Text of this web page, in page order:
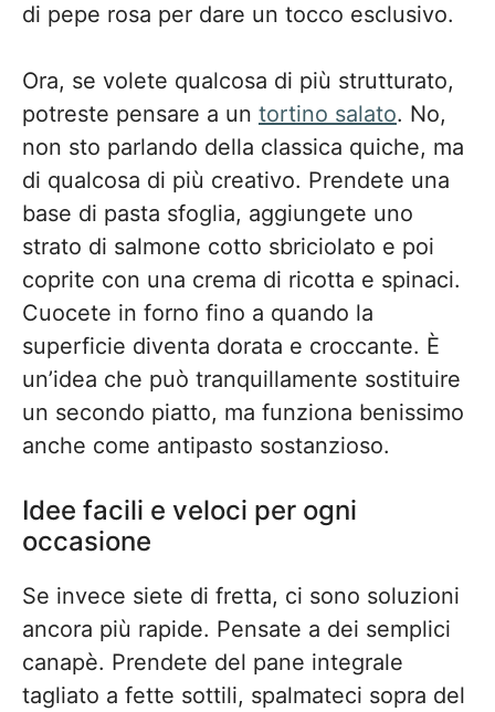
di pepe rosa per dare un tocco esclusivo.
Ora, se volete qualcosa di più strutturato,
potreste pensare a un tortino salato. No,
non sto parlando della classica quiche, ma
di qualcosa di più creativo. Prendete una
base di pasta sfoglia, aggiungete uno
strato di salmone cotto sbriciolato e poi
coprite con una crema di ricotta e spinaci.
Cuocete in forno fino a quando la
superficie diventa dorata e croccante. È
un’idea che può tranquillamente sostituire
un secondo piatto, ma funziona benissimo
anche come antipasto sostanzioso.
Idee facili e veloci per ogni
occasione
Se invece siete di fretta, ci sono soluzioni
ancora più rapide. Pensate a dei semplici
canapè. Prendete del pane integrale
tagliato a fette sottili, spalmateci sopra del